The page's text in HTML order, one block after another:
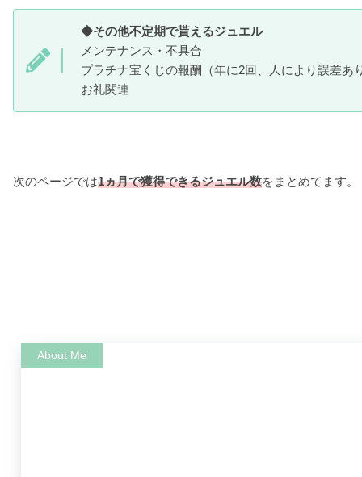
◆その他不定期で貰えるジュエル
メンテナンス・不具合
プラチナ宝くじの報酬（年に2回、人により誤差あ
お礼関連
次のページでは1ヵ月で獲得できるジュエル数をまとめてます。